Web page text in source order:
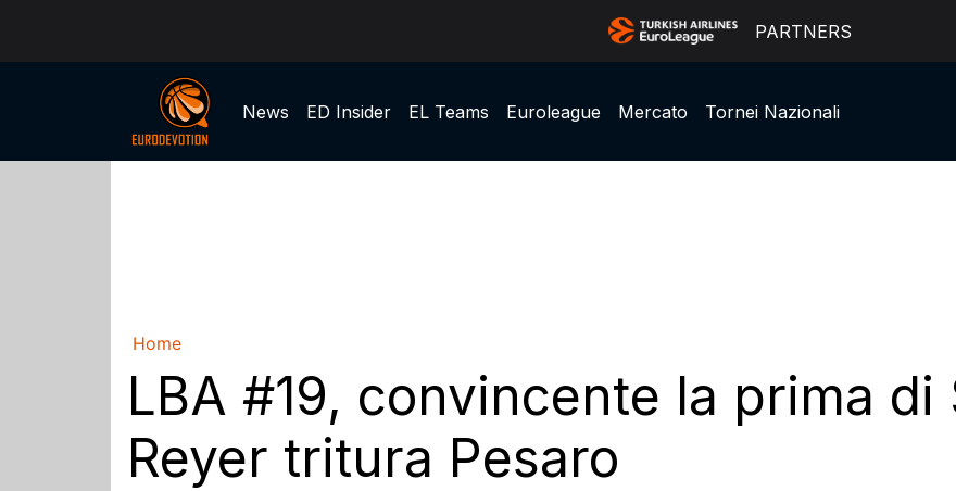
PARTNERS
News ED Insider EL Teams Euroleague Mercato Tornei Nazionali
Home
LBA #19, convincente la prima di
Reyer tritura Pesaro